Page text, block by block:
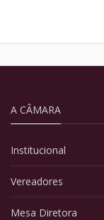
A CÂMARA
Institucional
Vereadores
Mesa Diretora